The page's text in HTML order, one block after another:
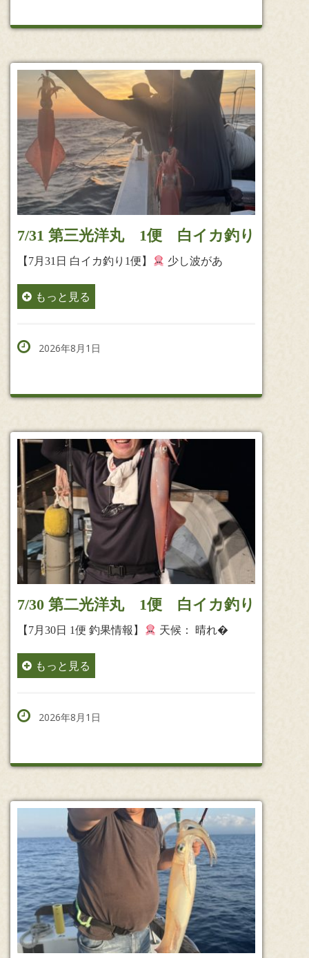
7/31 第三光洋丸 1便 白イカ釣り
【7月31日 白イカ釣り1便】 少し波があ
もっと見る
2026年8月1日
7/30 第二光洋丸 1便 白イカ釣り
【7月30日 1便 釣果情報】 天候： 晴れ�
もっと見る
2026年8月1日